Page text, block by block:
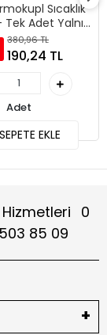
Sıcaklık
Adet Yalnız
Sensör
380,96 TL
190,24 TL
Adet
SEPETE EKLE
0
85 09